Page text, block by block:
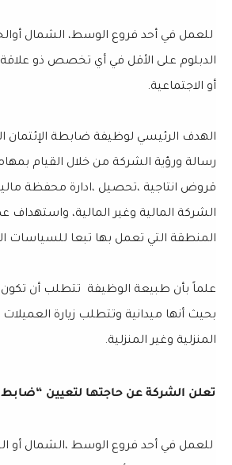
للعمل في أحد فروع الوسط، الشمال
الدبلوم على الأقل في أي تخصص ذو علاقة
أو الاجتماعية.
الهدف الرئيسي لوظيفة ضابطة الإئتمان
رسالة ورؤية الشركة من خلال القيام
قروض انتاجية ،تحصيل ،ادارة محفظة
الشركة المالية وغير المالية، واستهداف
المنطقة التي تعمل بها تبعا للسياسات
علماً بأن طبيعة الوظيفة تتطلب أن تكون
بحيث أنها ميدانية وتتطلب زيارة
المنزلية وغير المنزلية.
تعلن الشركة عن حاجتها لتعيين
للعمل في أحد فروع الوسط ،الشمال أو